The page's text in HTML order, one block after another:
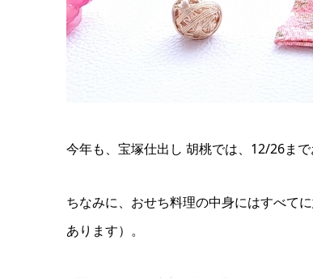
今年も、宝塚仕出し 胡桃では、12/26ま
ちなみに、おせち料理の中身にはすべて
あります）。